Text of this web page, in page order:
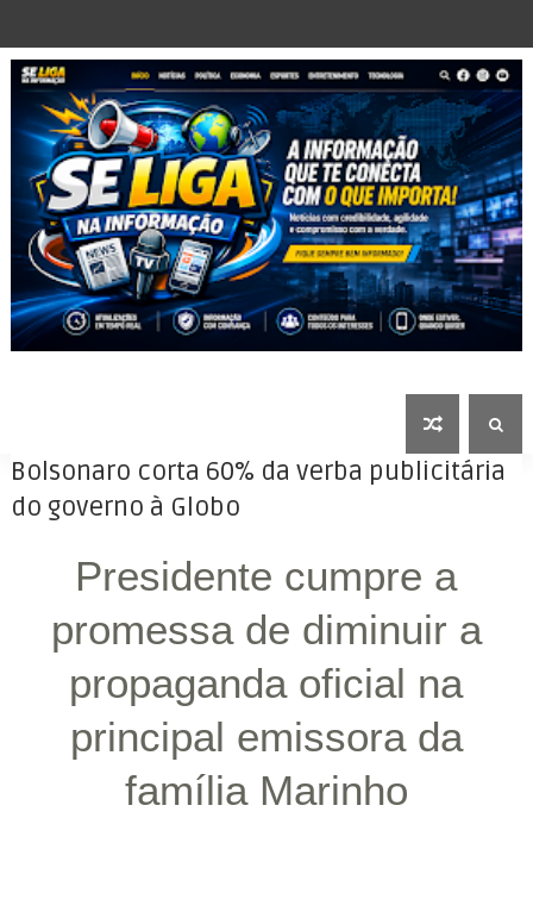
Bolsonaro corta 60% da verba publicitária
do governo à Globo
Presidente cumpre a
promessa de diminuir a
propaganda oficial na
principal emissora da
família Marinho